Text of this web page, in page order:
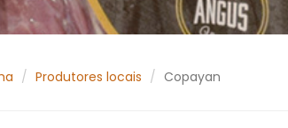
Produtores locais Copayan